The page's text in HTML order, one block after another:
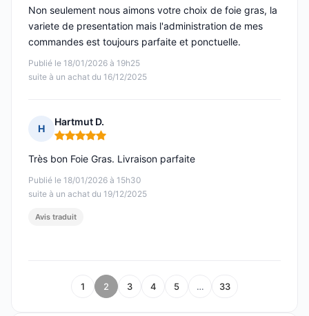
Publié le 18/01/2026 à 19h25
suite à un achat du 16/12/2025
Non seulement nous aimons votre choix de foie gras, la
variete de presentation mais l'administration de mes
commandes est toujours parfaite et ponctuelle.
H
Hartmut D.
Note : 5 sur 5
Publié le 18/01/2026 à 15h30
suite à un achat du 19/12/2025
Très bon Foie Gras. Livraison parfaite
Avis traduit
1 2 3 4 5 … 33